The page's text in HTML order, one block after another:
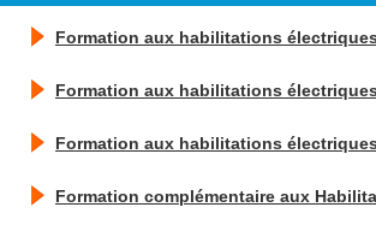
Formation aux habilitations
Formation aux habilitations
Formation aux habilitations
Formation complémentaire aux